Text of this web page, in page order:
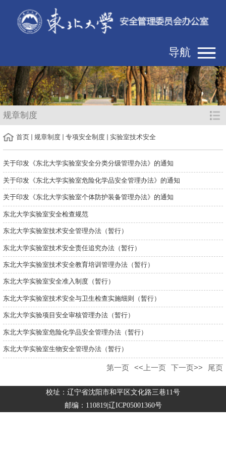
导航
规章制度
首页 规章制度 专项安全制度 实验室技术安全
关于印发《东北大学实验室安全分类分级管理办法》的通知
关于印发《东北大学实验室危险化学品安全管理办法》的通知
关于印发《东北大学实验室个体防护装备管理办法》的通知
东北大学实验室安全检查规范
东北大学实验室技术安全管理办法（暂行）
东北大学实验室技术安全责任追究办法（暂行）
东北大学实验室技术安全教育培训管理办法（暂行）
东北大学实验室安全准入制度（暂行）
东北大学实验室技术安全与卫生检查实施细则（暂行）
东北大学实验项目安全审核管理办法（暂行）
东北大学实验室危险化学品安全管理办法（暂行）
东北大学实验室生物安全管理办法（暂行）
第一页 <<上一页 下一页>> 尾页
校址：辽宁省沈阳市和平区文化路三巷11号
邮编：110819|辽ICP05001360号